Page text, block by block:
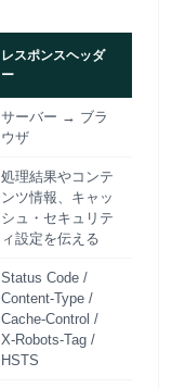
レスポンスヘッダ
ー
サーバー → ブラ
ウザ
処理結果やコンテ
ンツ情報、キャッ
シュ・セキュリテ
ィ設定を伝える
Status Code /
Content-Type /
Cache-Control /
X-Robots-Tag /
HSTS